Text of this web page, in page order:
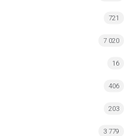
721
7 020
16
406
203
3 779